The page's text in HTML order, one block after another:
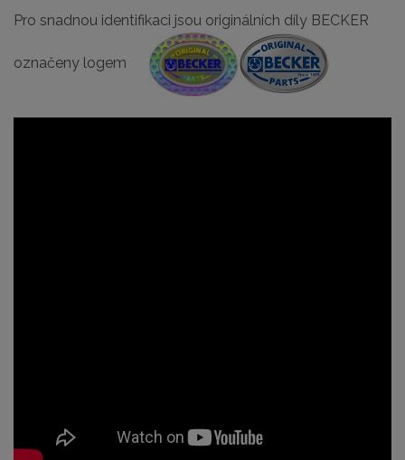
Pro snadnou identifikaci jsou originálních díly BECKER
označeny logem